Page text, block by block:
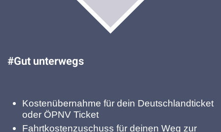
#Gut unterwegs
Kostenübernahme für dein Deutschlandticket
oder ÖPNV Ticket
Fahrtkostenzuschuss für deinen Weg zur